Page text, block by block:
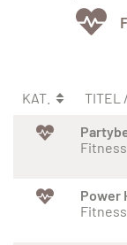
KAT. TITEL
Power